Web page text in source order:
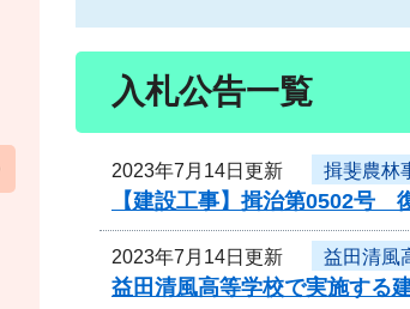
入札公告一覧
2023年7月14日更新 揖斐農林
【建設工事】揖治第0502号
2023年7月14日更新 益田清風
益田清風高等学校で実施する